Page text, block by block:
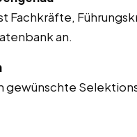
Fachkräfte,
an.
gewünschte